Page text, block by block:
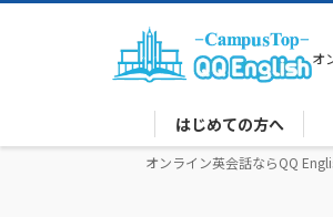
オ
はじめての方へ
オンライン英会話ならQQ